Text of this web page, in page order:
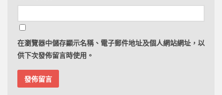
在瀏覽器中儲存顯示名稱、電子郵件地址及個人網站網址，以
供下次發佈留言時使用。